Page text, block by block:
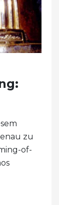
zu
of-